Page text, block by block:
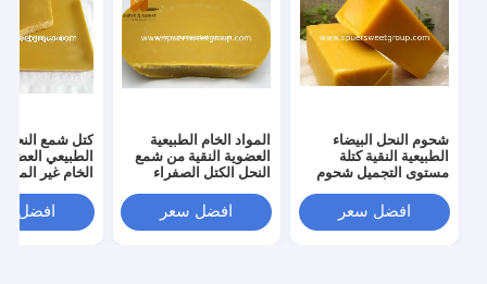
شحوم النحل البيضاء
الطبيعية النقية كتلة
مستوى التجميل شحوم
كبيرة كتلة الشحوم
المكررة
افضل سعر
المواد الخام الطبيعية
العضوية النقية من شمع
النحل الكتل الصفراء
افضل سعر
كتل شمع النحل
الطبيعي
الخام غير
الجملة
كتل شمع النحل
افضل